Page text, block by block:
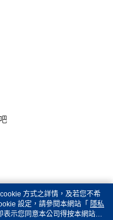
方式之詳情，及若您不希
設定，請參閱本網站「 隱私
表示您同意本公司得按本網站使